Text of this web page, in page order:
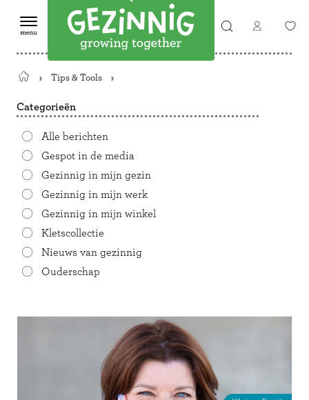
Terug
de
Tips & Tools
Categorieën
Alle berichten
Gespot in de media
Gezinnig in mijn gezin
Gezinnig in mijn werk
Gezinnig in mijn winkel
Kletscollectie
Nieuws van gezinnig
Ouderschap